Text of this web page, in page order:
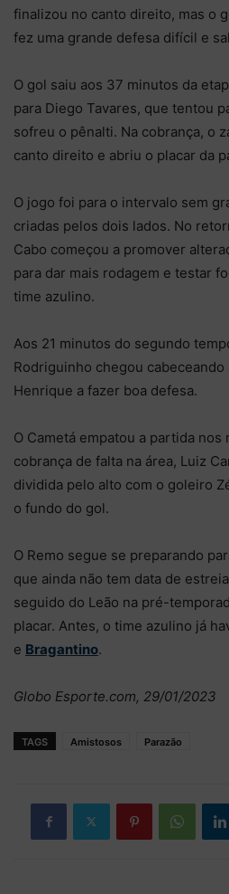
finalizou no canto direito, mas o
fez uma grande defesa difícil e
O gol saiu aos 37 minutos da
para Diego Tavares, que tentou
sofreu o pênalti. Na cobrança, o
canto direito e abriu o placar da
O jogo foi para o intervalo sem
criadas pelos dois lados. No
Cabo começou a promover
para dar mais rodagem e testar
time azulino.
Aos 21 minutos do segundo
Rodriguinho chegou
Henrique a fazer boa defesa.
O Cametá empatou a partida nos
cobrança de falta na área, Luiz
dividida pelo alto com o goleiro
o fundo do gol.
O Remo segue se preparando
que ainda não tem data de
seguido do Leão na pré-
placar. Antes, o time azulino já
e Bragantino.
Globo Esporte.com, 29/01/2023
TAGS Amistosos Parazão